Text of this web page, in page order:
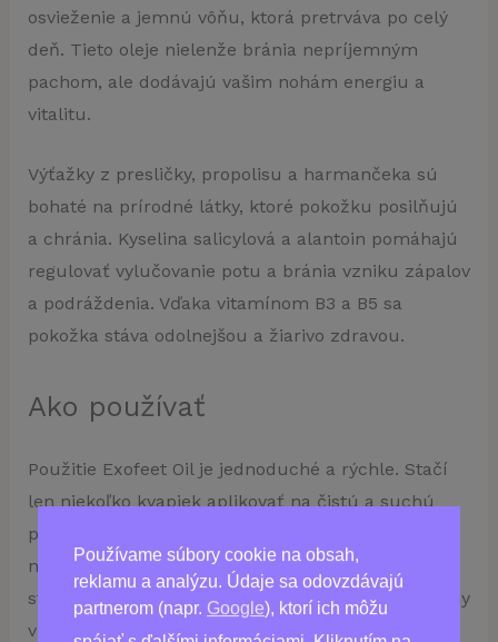
Používame súbory cookie na obsah,
reklamu a analýzu. Údaje sa odovzdávajú
partnerom (napr. Google), ktorí ich môžu
osvieženie a jemnú vôňu, ktorá pretrváva po celý
deň. Tieto oleje nielenže bránia nepríjemným
pachom, ale dodávajú vašim nohám energiu a
vitalitu.
Výťažky z presličky, propolisu a harmančeka sú
bohaté na prírodné látky, ktoré pokožku posilňujú
a chránia. Kyselina salicylová a alantoin pomáhajú
regulovať vylučovanie potu a bránia vzniku zápalov
a podráždenia. Vďaka vitamínom B3 a B5 sa
pokožka stáva odolnejšou a žiarivo zdravou.
Ako používať
Použitie Exofeet Oil je jednoduché a rýchle. Stačí
len niekoľko kvapiek aplikovať na čistú a suchú
pokožku nôh. Jemne vmasírujte olej do kože a
nechajte ho vsiaknuť. Doprajte si túto malú
starostlivosť ráno i večer, aby ste udržali svoje nohy
v optimálnom stave.